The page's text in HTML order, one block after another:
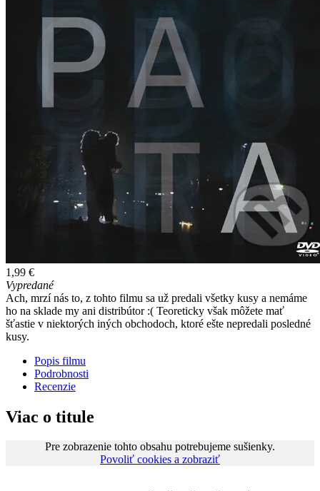
1,99 €
Vypredané
Ach, mrzí nás to, z tohto filmu sa už predali všetky kusy a nemáme
ho na sklade my ani distribútor :( Teoreticky však môžete mať
šťastie v niektorých iných obchodoch, ktoré ešte nepredali posledné
kusy.
Popis filmu
Podrobnosti
Recenzie
Viac o titule
Pre zobrazenie tohto obsahu potrebujeme sušienky.
Povoliť cookies a zobraziť